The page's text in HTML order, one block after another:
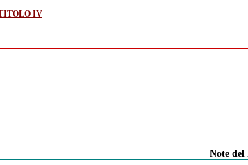
IV
Note del